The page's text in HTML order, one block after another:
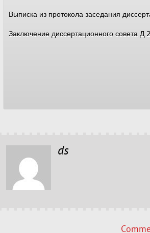
Выписка из протокола заседания
Заключение диссертационного совета
ds